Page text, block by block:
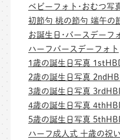
ベビーフォト･おむつ写
初節句 桃の節句 端午の
お誕生日･バースデーフ
ハーフバースデーフォト
1歳の誕生日写真
2歳の誕生日写真
3歳の誕生日写真
4歳の誕生日写真
5歳の誕生日写真
ハーフ成人式 十歳の祝い